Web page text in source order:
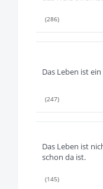
(286)
Das Leben ist
(247)
Das Leben ist
schon da ist.
(145)